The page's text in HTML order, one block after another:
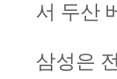
서 두산
삼성은